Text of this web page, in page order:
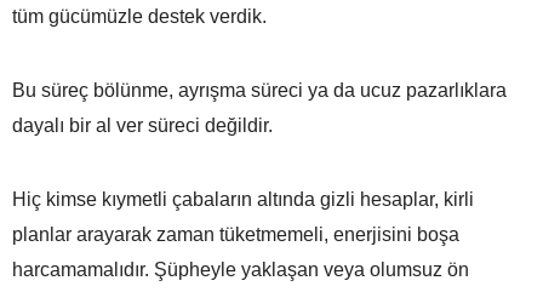
tüm gücümüzle destek verdik.
Bu süreç bölünme, ayrışma süreci ya da ucuz pazarlıklara
dayalı bir al ver süreci değildir.
Hiç kimse kıymetli çabaların altında gizli hesaplar, kirli
planlar arayarak zaman tüketmemeli, enerjisini boşa
harcamamalıdır. Şüpheyle yaklaşan veya olumsuz ön